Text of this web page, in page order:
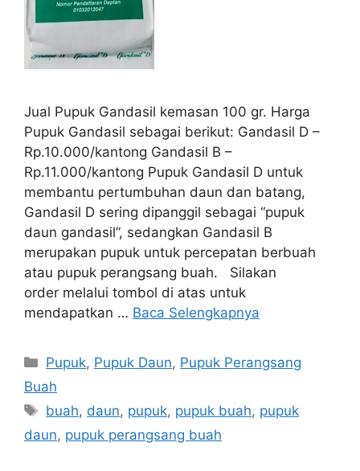
Jual Pupuk Gandasil kemasan 100 gr. Harga
Pupuk Gandasil sebagai berikut: Gandasil D –
Rp.10.000/kantong Gandasil B –
Rp.11.000/kantong Pupuk Gandasil D untuk
membantu pertumbuhan daun dan batang,
Gandasil D sering dipanggil sebagai “pupuk
daun gandasil”, sedangkan Gandasil B
merupakan pupuk untuk percepatan berbuah
atau pupuk perangsang buah. Silakan
order melalui tombol di atas untuk
mendapatkan … Baca Selengkapnya
Kategori
Pupuk, Pupuk Daun, Pupuk Perangsang
Buah
Tag
buah, daun, pupuk, pupuk buah, pupuk
daun, pupuk perangsang buah